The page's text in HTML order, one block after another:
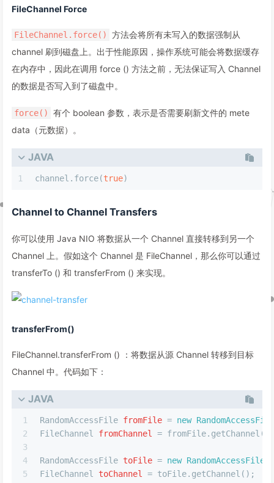
FileChannel Force
FileChannel.force()
方法会将所有未写入的数据强制从
channel 刷到磁盘上。出于性能原因，操作系统可能会将数据缓存
在内存中，因此在调用 force () 方法之前，无法保证写入 Channel
的数据是否写入到了磁盘中。
force()
有个 boolean 参数，表示是否需要刷新文件的 mete
data（元数据）。
JAVA
1 channel.force(true)
Channel to Channel Transfers
你可以使用 Java NIO 将数据从一个 Channel 直接转移到另一个
Channel 上。假如这个 Channel 是 FileChannel，那么你可以通过
transferTo () 和 transferFrom () 来实现。
transferFrom()
FileChannel.transferFrom () ：将数据从源 Channel 转移到目标
Channel 中。代码如下：
JAVA
1
2
3
4
5
RandomAccessFile fromFile = new RandomAccessFile
FileChannel
fromChannel = fromFile.getChannel();
RandomAccessFile toFile = new RandomAccessFile
FileChannel
toChannel = toFile.getChannel();